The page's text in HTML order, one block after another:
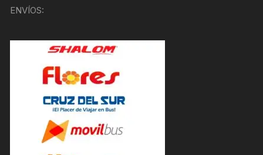
ENVÍOS: